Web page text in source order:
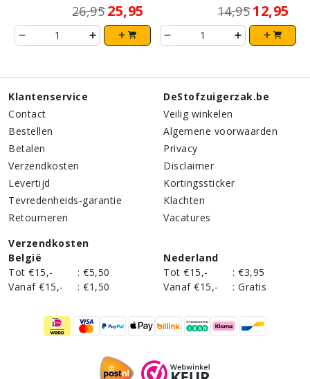
26,95 25,95 14,95 12,95
Klantenservice
Contact
Bestellen
Betalen
Verzendkosten
Levertijd
Tevredenheids-garantie
Retourneren
DeStofzuigerzak.be
Veilig winkelen
Algemene voorwaarden
Privacy
Disclaimer
Kortingssticker
Klachten
Vacatures
Verzendkosten
België
Tot €15,-
: €5,50
Vanaf €15,-
: €1,50
Nederland
Tot €15,-
: €3,95
Vanaf €15,-
: Gratis